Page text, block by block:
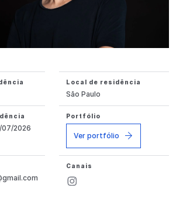
Local de residência
São Paulo
2026
Portfólio
Ver portfólio
Canais